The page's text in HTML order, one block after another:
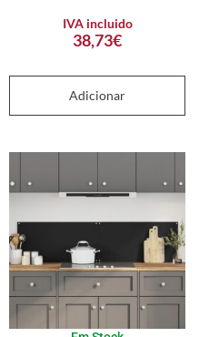
38,73€
IVA incluido
Adicionar